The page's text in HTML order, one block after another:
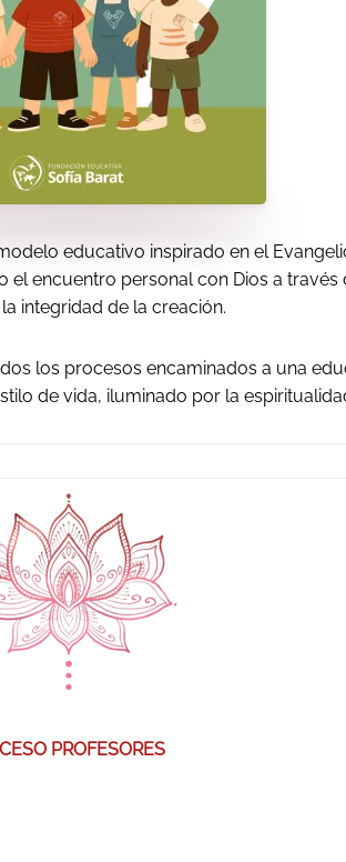
educativo inspirado en el
encuentro personal con Dios a
integridad de la creación.
los procesos encaminados a una
de vida, iluminado por la
PROFESORES